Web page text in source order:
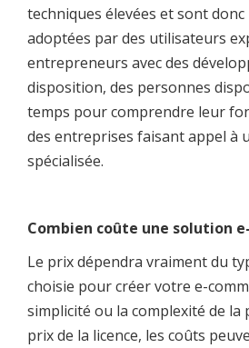
techniques élevées et sont
adoptées par des utilisateurs
entrepreneurs avec des
disposition, des personnes
temps pour comprendre leur
des entreprises faisant appel à
spécialisée.
Combien coûte une solution
Le prix dépendra vraiment du
choisie pour créer votre e-
simplicité ou la complexité de la
prix de la licence, les coûts